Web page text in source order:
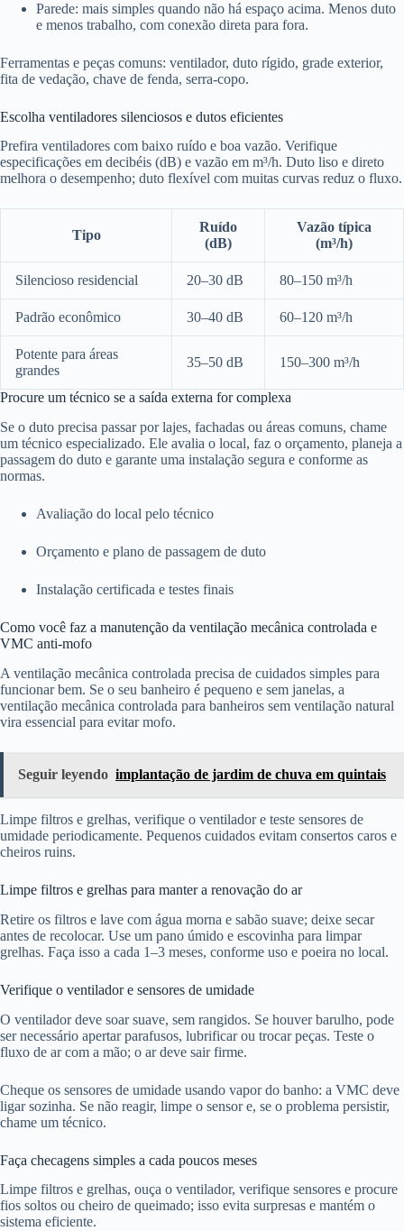
Parede: mais simples quando não há espaço acima. Menos duto
e menos trabalho, com conexão direta para fora.
Ferramentas e peças comuns: ventilador, duto rígido, grade exterior,
fita de vedação, chave de fenda, serra-copo.
Escolha ventiladores silenciosos e dutos eficientes
Prefira ventiladores com baixo ruído e boa vazão. Verifique
especificações em decibéis (dB) e vazão em m³/h. Duto liso e direto
melhora o desempenho; duto flexível com muitas curvas reduz o fluxo.
Tipo
Ruído
(dB)
Vazão típica
(m³/h)
Silencioso residencial 20–30 dB 80–150 m³/h
Padrão econômico 30–40 dB 60–120 m³/h
Potente para áreas
grandes
35–50 dB 150–300 m³/h
Procure um técnico se a saída externa for complexa
Se o duto precisa passar por lajes, fachadas ou áreas comuns, chame
um técnico especializado. Ele avalia o local, faz o orçamento, planeja a
passagem do duto e garante uma instalação segura e conforme as
normas.
Avaliação do local pelo técnico
Orçamento e plano de passagem de duto
Instalação certificada e testes finais
Como você faz a manutenção da ventilação mecânica controlada e
VMC anti-mofo
A ventilação mecânica controlada precisa de cuidados simples para
funcionar bem. Se o seu banheiro é pequeno e sem janelas, a
ventilação mecânica controlada para banheiros sem ventilação natural
vira essencial para evitar mofo.
Seguir leyendo implantação de jardim de chuva em quintais
Limpe filtros e grelhas, verifique o ventilador e teste sensores de
umidade periodicamente. Pequenos cuidados evitam consertos caros e
cheiros ruins.
Limpe filtros e grelhas para manter a renovação do ar
Retire os filtros e lave com água morna e sabão suave; deixe secar
antes de recolocar. Use um pano úmido e escovinha para limpar
grelhas. Faça isso a cada 1–3 meses, conforme uso e poeira no local.
Verifique o ventilador e sensores de umidade
O ventilador deve soar suave, sem rangidos. Se houver barulho, pode
ser necessário apertar parafusos, lubrificar ou trocar peças. Teste o
fluxo de ar com a mão; o ar deve sair firme.
Cheque os sensores de umidade usando vapor do banho: a VMC deve
ligar sozinha. Se não reagir, limpe o sensor e, se o problema persistir,
chame um técnico.
Faça checagens simples a cada poucos meses
Limpe filtros e grelhas, ouça o ventilador, verifique sensores e procure
fios soltos ou cheiro de queimado; isso evita surpresas e mantém o
sistema eficiente.